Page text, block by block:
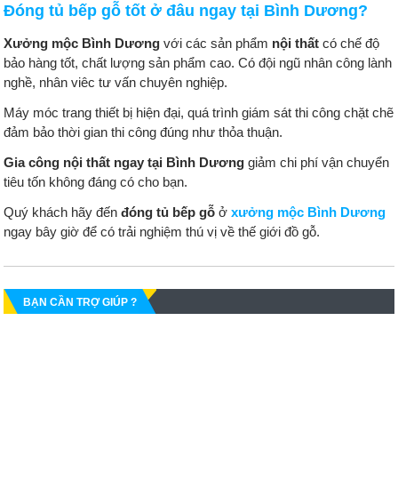
Đóng tủ bếp gỗ tốt ở đâu ngay tại Bình Dương?
Xưởng mộc Bình Dương với các sản phẩm nội thất có chế độ
bảo hàng tốt, chất lượng sản phẩm cao. Có đội ngũ nhân công lành
nghề, nhân viêc tư vấn chuyên nghiệp.
Máy móc trang thiết bị hiện đại, quá trình giám sát thi công chặt chẽ
đảm bảo thời gian thi công đúng như thỏa thuận.
Gia công nội thất ngay tại Bình Dương giảm chi phí vận chuyển
tiêu tốn không đáng có cho bạn.
Quý khách hãy đếnđóng tủ bếp gỗ ởxưởng mộc Bình Dương
ngay bây giờ để có trải nghiệm thú vị về thế giới đồ gỗ.
BẠN CẦN TRỢ GIÚP ?